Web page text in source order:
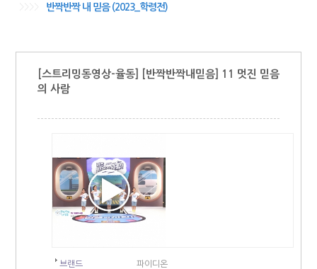
반짝반짝 내 믿음 (2023_학령전)
[스트리밍동영상-율동] [반짝반짝내믿음] 11 멋진 믿음
의 사람
브랜드
파이디온